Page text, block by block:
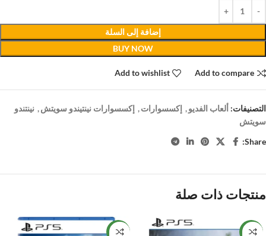
إضافة إلى السلة
BUY NOW
Add to compare
Add to wishlist
التصنيفات: ألعاب الفديو, إكسسوارات, إكسسوارات نينتيندو سويتش, نينتندو
سويتش
Share:
منتجات ذات صلة
NEW
NEW